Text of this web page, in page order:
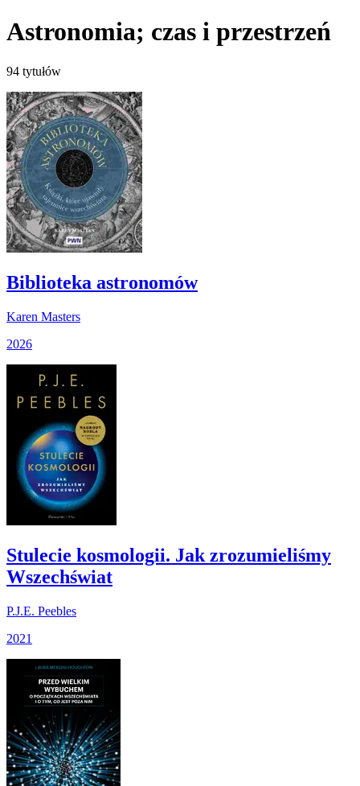
Astronomia; czas i przestrzeń
94 tytułów
Biblioteka astronomów
Karen Masters
2026
Stulecie kosmologii. Jak zrozumieliśmy
Wszechświat
P.J.E. Peebles
2021